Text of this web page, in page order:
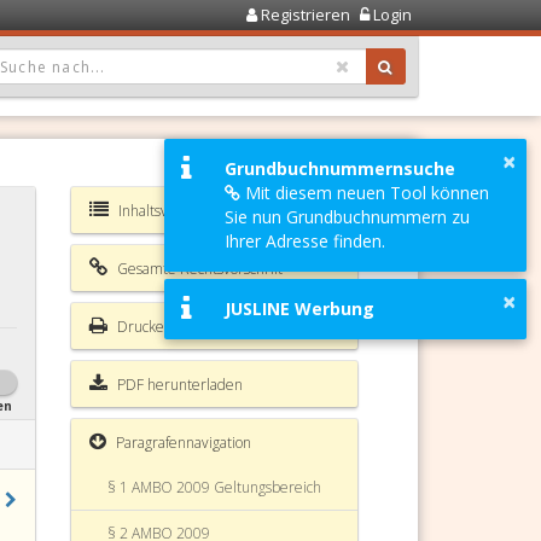
Registrieren Login
GEWÄHLTER WERT IST ALLE
Inhaltsverzeichnis AMBO 2009
Gesamte Rechtsvorschrift
Drucken
PDF herunterladen
Paragrafennavigation
§ 1 AMBO 2009 Geltungsbereich
§ 2 AMBO 2009
×
Grundbuchnummernsuche
Mit diesem neuen Tool können
Sie nun Grundbuchnummern zu
Ihrer Adresse finden.
×
JUSLINE Werbung